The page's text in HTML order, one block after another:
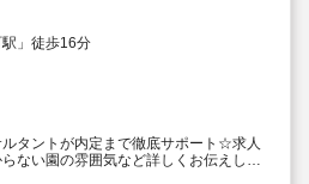
」徒歩16分
タントが内定まで徹底サポート☆求人
ない園の雰囲気など詳しくお伝えしま